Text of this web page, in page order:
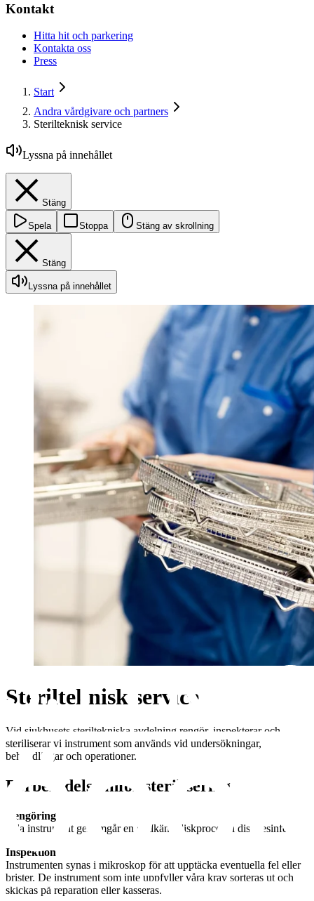
Kontakt
Hitta hit och parkering
Kontakta oss
Press
Start
Andra vårdgivare och partners
Sterilteknisk service
Lyssna på innehållet
Stäng
Spela Stoppa Stäng av skrollning
Stäng
Lyssna på innehållet
Sterilteknisk service
Vid sjukhusets steriltekniska avdelning rengör, inspekterar och
steriliserar vi instrument som används vid undersökningar,
behandlingar och operationer.
Förberedelse inför sterilisering
Rengöring
Alla instrument genomgår en godkänd diskprocess i diskdesinfektor.
Inspektion
Instrumenten synas i mikroskop för att upptäcka eventuella fel eller
brister. De instrument som inte uppfyller våra krav sorteras ut och
skickas på reparation eller kasseras.